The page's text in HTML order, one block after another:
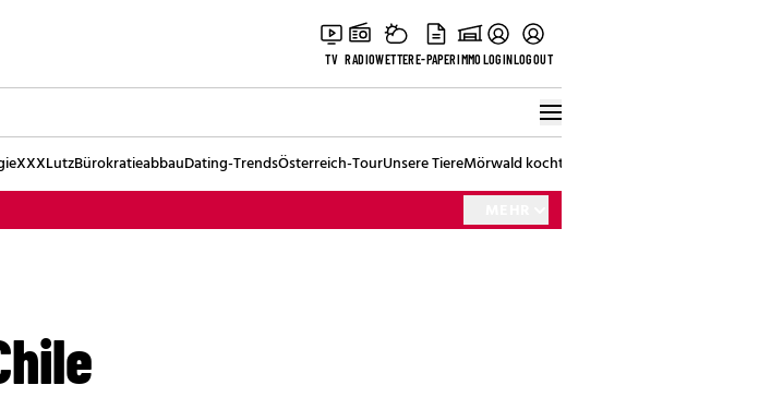
TV RADIOWETTERE-PAPERIMMOLOGINLOGOUT
XXXLutzBürokratieabbauDating-TrendsÖsterreich-TourUnsere TiereMörwald kocht